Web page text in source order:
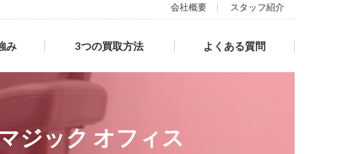
会社概要 スタッフ紹介
み 3つの買取方法 よくある質問
ジック オフィス